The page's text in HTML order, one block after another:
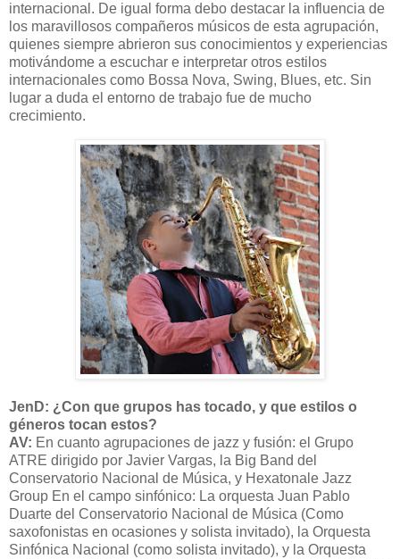
internacional. De igual forma debo destacar la influencia de
los maravillosos compañeros músicos de esta agrupación,
quienes siempre abrieron sus conocimientos y experiencias
motivándome a escuchar e interpretar otros estilos
internacionales como Bossa Nova, Swing, Blues, etc. Sin
lugar a duda el entorno de trabajo fue de mucho
crecimiento.
JenD: ¿Con que grupos has tocado, y que estilos o
géneros tocan estos?
AV: En cuanto agrupaciones de jazz y fusión: el Grupo
ATRE dirigido por Javier Vargas, la Big Band del
Conservatorio Nacional de Música, y Hexatonale Jazz
Group En el campo sinfónico: La orquesta Juan Pablo
Duarte del Conservatorio Nacional de Música (Como
saxofonistas en ocasiones y solista invitado), la Orquesta
Sinfónica Nacional (como solista invitado), y la Orquesta